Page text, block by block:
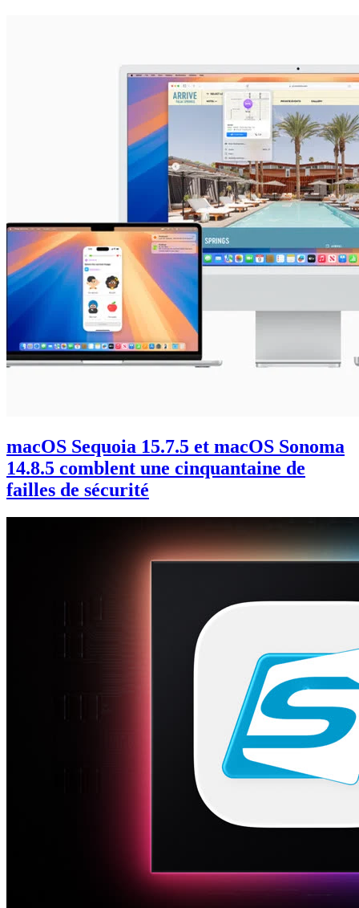
macOS Sequoia 15.7.5 et macOS Sonoma
14.8.5 comblent une cinquantaine de
failles de sécurité